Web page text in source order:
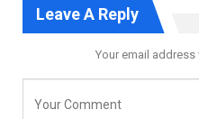
Leave A Reply
Your email